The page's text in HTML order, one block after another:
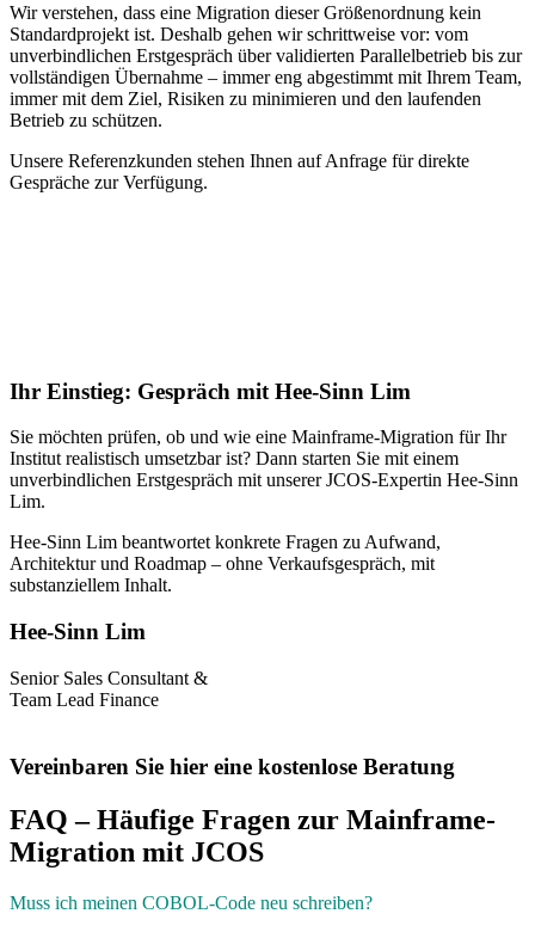
Wir verstehen, dass eine Migration dieser Größenordnung kein
Standardprojekt ist. Deshalb gehen wir schrittweise vor: vom
unverbindlichen Erstgespräch über validierten Parallelbetrieb bis zur
vollständigen Übernahme – immer eng abgestimmt mit Ihrem Team,
immer mit dem Ziel, Risiken zu minimieren und den laufenden
Betrieb zu schützen.
Unsere Referenzkunden stehen Ihnen auf Anfrage für direkte
Gespräche zur Verfügung.
Ihr Einstieg: Gespräch mit Hee-Sinn Lim
Sie möchten prüfen, ob und wie eine Mainframe-Migration für Ihr
Institut realistisch umsetzbar ist? Dann starten Sie mit einem
unverbindlichen Erstgespräch mit unserer JCOS-Expertin Hee-Sinn
Lim.
Hee-Sinn Lim beantwortet konkrete Fragen zu Aufwand,
Architektur und Roadmap – ohne Verkaufsgespräch, mit
substanziellem Inhalt.
Hee-Sinn Lim
Senior Sales Consultant &
Team Lead Finance
Vereinbaren Sie hier eine kostenlose Beratung
FAQ – Häufige Fragen zur Mainframe-
Migration mit JCOS
Muss ich meinen COBOL-Code neu schreiben?